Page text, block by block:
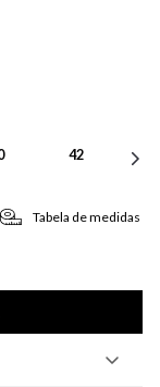
42
Tabela de medidas